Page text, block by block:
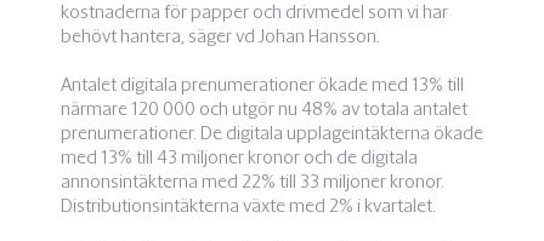
kostnaderna för papper och drivmedel som vi har
behövt hantera, säger vd Johan Hansson.
Antalet digitala prenumerationer ökade med 13% till
närmare 120 000 och utgör nu 48% av totala antalet
prenumerationer. De digitala upplageintäkterna ökade
med 13% till 43 miljoner kronor och de digitala
annonsintäkterna med 22% till 33 miljoner kronor.
Distributionsintäkterna växte med 2% i kvartalet.